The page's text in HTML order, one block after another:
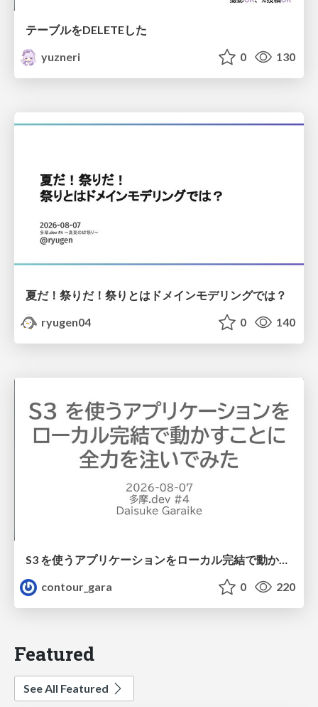
テーブルをDELETEした
yuzneri
0 130
夏だ！祭りだ！祭りとはドメインモデリングでは？
ryugen04
0 140
S3 を使うアプリケーションをローカル完結で動かすことに全力を注いでみた / Running S3 Apps Offline
contour_gara
0 220
Featured
See All Featured